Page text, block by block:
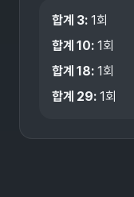
합계 3: 1회
합계10: 1회
합계18: 1회
합계 29: 1회